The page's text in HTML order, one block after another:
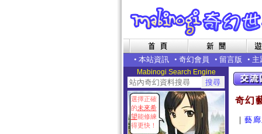
• 本站資訊 • 奇幻會員 • 留言版 • 主
Mabinogi Search Engine
選擇正確
的未來希
望能修練
得更快！
奇幻
｜藝